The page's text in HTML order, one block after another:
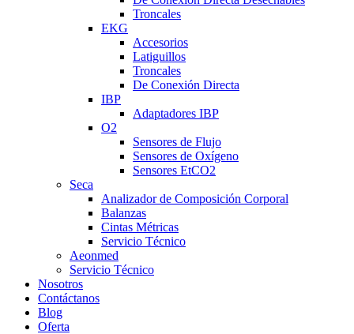
Troncales
EKG
Accesorios
Latiguillos
Troncales
De Conexión Directa
IBP
Adaptadores IBP
O2
Sensores de Flujo
Sensores de Oxígeno
Sensores EtCO2
Seca
Analizador de Composición Corporal
Balanzas
Cintas Métricas
Servicio Técnico
Aeonmed
Servicio Técnico
Nosotros
Contáctanos
Blog
Oferta